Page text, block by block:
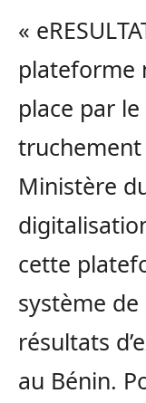
«
plateforme
place par le
Ministère
cette
système
résultats
au Bénin.